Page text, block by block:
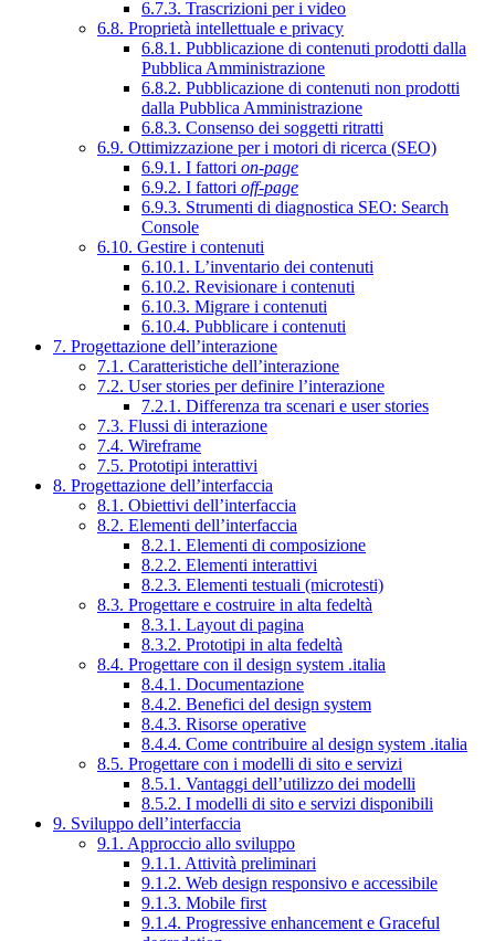
6.7.3. Trascrizioni per i video
6.8. Proprietà intellettuale e privacy
6.8.1. Pubblicazione di contenuti prodotti dalla
Pubblica Amministrazione
6.8.2. Pubblicazione di contenuti non prodotti
dalla Pubblica Amministrazione
6.8.3. Consenso dei soggetti ritratti
6.9. Ottimizzazione per i motori di ricerca (SEO)
6.9.1. I fattori on-page
6.9.2. I fattori off-page
6.9.3. Strumenti di diagnostica SEO: Search
Console
6.10. Gestire i contenuti
6.10.1. L’inventario dei contenuti
6.10.2. Revisionare i contenuti
6.10.3. Migrare i contenuti
6.10.4. Pubblicare i contenuti
7. Progettazione dell’interazione
7.1. Caratteristiche dell’interazione
7.2. User stories per definire l’interazione
7.2.1. Differenza tra scenari e user stories
7.3. Flussi di interazione
7.4. Wireframe
7.5. Prototipi interattivi
8. Progettazione dell’interfaccia
8.1. Obiettivi dell’interfaccia
8.2. Elementi dell’interfaccia
8.2.1. Elementi di composizione
8.2.2. Elementi interattivi
8.2.3. Elementi testuali (microtesti)
8.3. Progettare e costruire in alta fedeltà
8.3.1. Layout di pagina
8.3.2. Prototipi in alta fedeltà
8.4. Progettare con il design system .italia
8.4.1. Documentazione
8.4.2. Benefici del design system
8.4.3. Risorse operative
8.4.4. Come contribuire al design system .italia
8.5. Progettare con i modelli di sito e servizi
8.5.1. Vantaggi dell’utilizzo dei modelli
8.5.2. I modelli di sito e servizi disponibili
9. Sviluppo dell’interfaccia
9.1. Approccio allo sviluppo
9.1.1. Attività preliminari
9.1.2. Web design responsivo e accessibile
9.1.3. Mobile first
9.1.4. Progressive enhancement e Graceful